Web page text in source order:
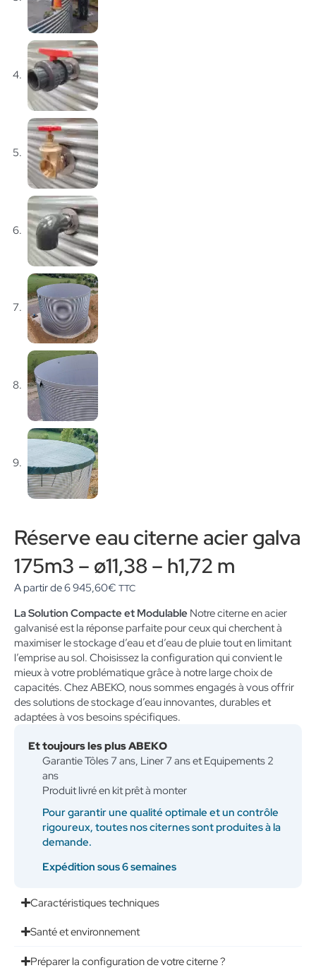
Réserve eau citerne acier galva
175m3 – ø11,38 – h1,72 m
A partir de6 945,60€ TTC
La Solution Compacte et Modulable Notre citerne en acier
galvanisé est la réponse parfaite pour ceux qui cherchent à
maximiser le stockage d’eau et d’eau de pluie tout en limitant
l’emprise au sol. Choisissez la configuration qui convient le
mieux à votre problématique grâce à notre large choix de
capacités. Chez ABEKO, nous sommes engagés à vous offrir
des solutions de stockage d’eau innovantes, durables et
adaptées à vos besoins spécifiques.
Et toujours les plus ABEKO
Garantie Tôles 7 ans, Liner 7 ans et Equipements 2
ans
Produit livré en kit prêt à monter
Pour garantir une qualité optimale et un contrôle
rigoureux, toutes nos citernes sont produites à la
demande.
Expédition sous 6 semaines
Caractéristiques techniques
Santé et environnement
Préparer la configuration de votre citerne ?